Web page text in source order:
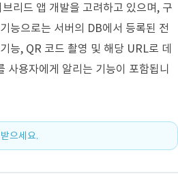
리드 앱 개발을 고려하고 있으며, 구
능으로는 서버의 DB에서 등록된 전
능, QR 코드 촬영 및 해당 URL로 데
사용자에게 알리는 기능이 포함됩니
으세요.